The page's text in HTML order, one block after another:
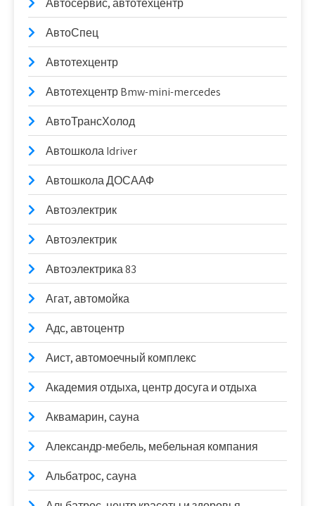
Автосервис, автотехцентр
АвтоСпец
Автотехцентр
Автотехцентр Bmw-mini-mercedes
АвтоТрансХолод
Автошкола Idriver
Автошкола ДОСААФ
Автоэлектрик
Автоэлектрик
Автоэлектрика 83
Агат, автомойка
Адс, автоцентр
Аист, автомоечный комплекс
Академия отдыха, центр досуга и отдыха
Аквамарин, сауна
Александр-мебель, мебельная компания
Альбатрос, сауна